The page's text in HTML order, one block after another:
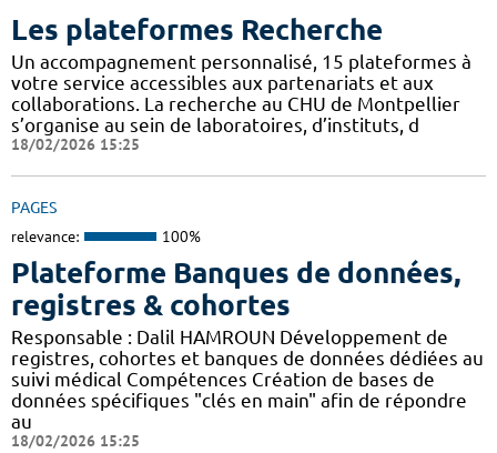
Les plateformes Recherche
Un accompagnement personnalisé, 15 plateformes à
votre service accessibles aux partenariats et aux
collaborations. La recherche au CHU de Montpellier
s’organise au sein de laboratoires, d’instituts, d
18/02/2026 15:25
PAGES
relevance: 100%
Plateforme Banques de données,
registres & cohortes
Responsable : Dalil HAMROUN Développement de
registres, cohortes et banques de données dédiées au
suivi médical Compétences Création de bases de
données spécifiques "clés en main" afin de répondre
au
18/02/2026 15:25